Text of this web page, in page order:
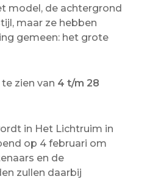
model, de achtergrond
maar ze hebben
gemeen: het grote
zien van 4 t/m 28
in Het Lichtruim in
op 4 februari om
en de
zullen daarbij